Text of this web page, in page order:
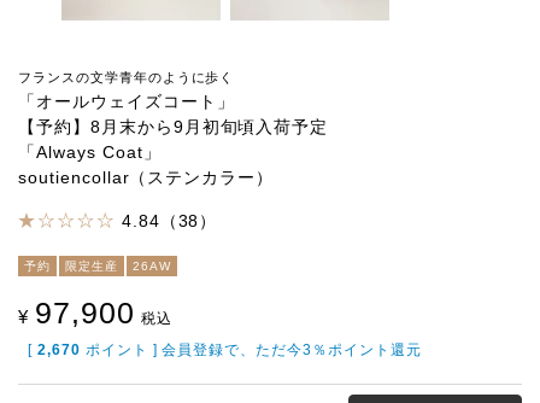
フランスの文学青年のように歩く
「オールウェイズコート」
【予約】8月末から9月初旬頃入荷予定
「Always Coat」
soutiencollar（ステンカラー）
4.84（38）
予約 限定生産 26AW
¥ 97,900 税込
[ 2,670 ポイント ] 会員登録で、ただ今3％ポイント還元